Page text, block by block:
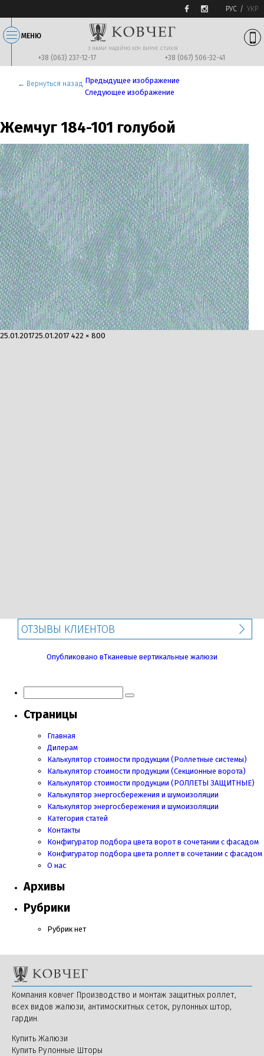
РУС УКР
МЕНЮ
З НАМИ НАДIЙНО ХОЧ ВИРУЄ СТИХIЯ
+38 (063) 237-12-17 +38 (067) 506-32-41
← Вернуться назад Предыдущее изображение
Следующее изображение
Жемчуг 184-101 голубой
Опубликовано
25.01.201725.01.2017 Полный
422 × 800
ОТЗЫВЫ КЛИЕНТОВ
НавигацияОпубликовано вТканевые вертикальные жалюзи
Страницы
Главная
Дилерам
Калькулятор стоимости продукции (Роллетные системы)
Калькулятор стоимости продукции (Секционные ворота)
Калькулятор стоимости продукции (РОЛЛЕТЫ ЗАЩИТНЫЕ)
Калькулятор энергосбережения и шумоизоляции
Калькулятор энергосбережения и шумоизоляции
Категория статей
Контакты
Конфигуратор подбора цвета ворот в сочетании с фасадом
Конфигуратор подбора цвета роллет в сочетании с фасадом
О нас
Архивы
Рубрики
Рубрик нет
Компания ковчег Производство и монтаж защитных роллет,
всех видов жалюзи, антимоскитных сеток, рулонных штор,
гардин.
Купить Жалюзи
Купить Рулонные Шторы